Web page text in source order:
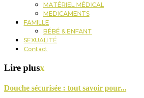
MATÉRIEL MÉDICAL
MEDICAMENTS
FAMILLE
BÉBÉ & ENFANT
SEXUALITÉ
Contact
Lire plusx
Douche sécurisée : tout savoir pour...